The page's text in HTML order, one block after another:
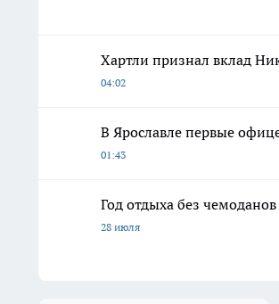
Хартли признал вклад
04:02
В Ярославле первые
01:43
Год отдыха без
28 июля